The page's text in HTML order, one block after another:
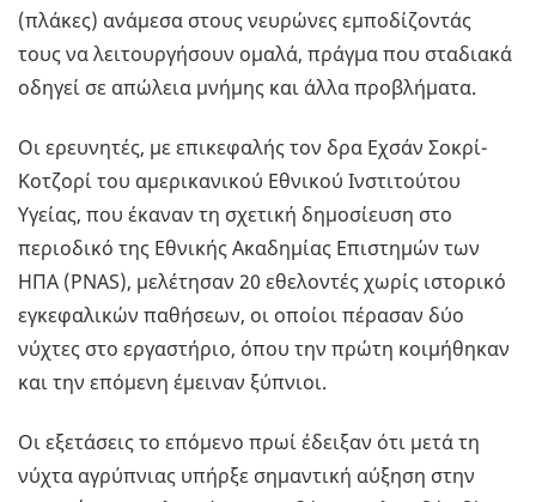
(πλάκες) ανάμεσα στους νευρώνες εμποδίζοντάς
τους να λειτουργήσουν ομαλά, πράγμα που σταδιακά
οδηγεί σε απώλεια μνήμης και άλλα προβλήματα.
Οι ερευνητές, με επικεφαλής τον δρα Εχσάν Σοκρί-
Κοτζορί του αμερικανικού Εθνικού Ινστιτούτου
Υγείας, που έκαναν τη σχετική δημοσίευση στο
περιοδικό της Εθνικής Ακαδημίας Επιστημών των
ΗΠΑ (PNAS), μελέτησαν 20 εθελοντές χωρίς ιστορικό
εγκεφαλικών παθήσεων, οι οποίοι πέρασαν δύο
νύχτες στο εργαστήριο, όπου την πρώτη κοιμήθηκαν
και την επόμενη έμειναν ξύπνιοι.
Οι εξετάσεις το επόμενο πρωί έδειξαν ότι μετά τη
νύχτα αγρύπνιας υπήρξε σημαντική αύξηση στην